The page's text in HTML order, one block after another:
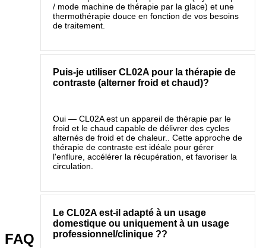
FAQ
/ mode machine de thérapie par la glace) et une
thermothérapie douce en fonction de vos besoins
de traitement.
Puis-je utiliser CL02A pour la thérapie de
contraste (alterner froid et chaud)?
Oui — CL02A est un appareil de thérapie par le
froid et le chaud capable de délivrer des cycles
alternés de froid et de chaleur.. Cette approche de
thérapie de contraste est idéale pour gérer
l'enflure, accélérer la récupération, et favoriser la
circulation.
Le CL02A est-il adapté à un usage
domestique ou uniquement à un usage
professionnel/clinique ??